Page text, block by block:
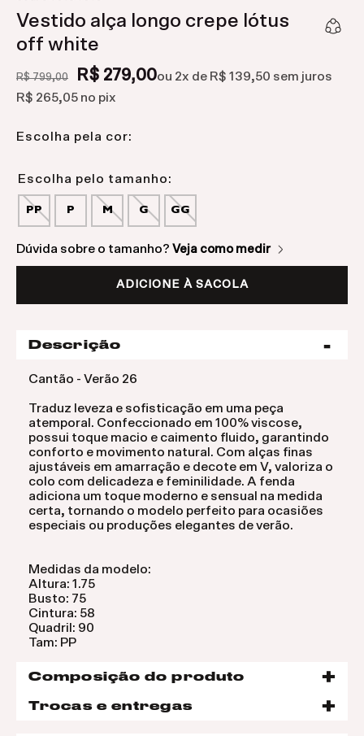
Vestido alça longo crepe lótus
off white
R$ 799,00 R$ 279,00ou 2x de R$ 139,50 sem juros
R$ 265,05 no pix
Escolha pela cor:
PP P M G GG
Dúvida sobre o tamanho? Veja como medir
ADICIONE À SACOLA
Descrição
Cantão - Verão 26
Traduz leveza e sofisticação em uma peça
atemporal. Confeccionado em 100% viscose,
possui toque macio e caimento fluido, garantindo
conforto e movimento natural. Com alças finas
ajustáveis em amarração e decote em V, valoriza o
colo com delicadeza e feminilidade. A fenda
adiciona um toque moderno e sensual na medida
certa, tornando o modelo perfeito para ocasiões
especiais ou produções elegantes de verão.
Medidas da modelo:
Altura: 1.75
Busto: 75
Cintura: 58
Quadril: 90
Tam: PP
Composição do produto
Trocas e entregas